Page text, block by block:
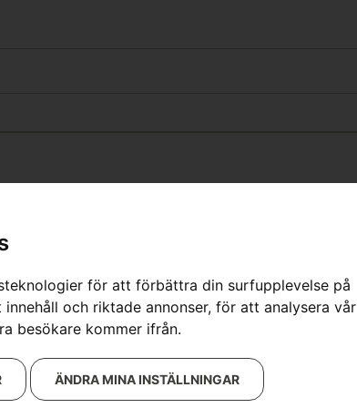
för att förbättra din surfupplevelse på
och riktade annonser, för att analysera vår
besökare kommer ifrån.
ÄNDRA MINA INSTÄLLNINGAR